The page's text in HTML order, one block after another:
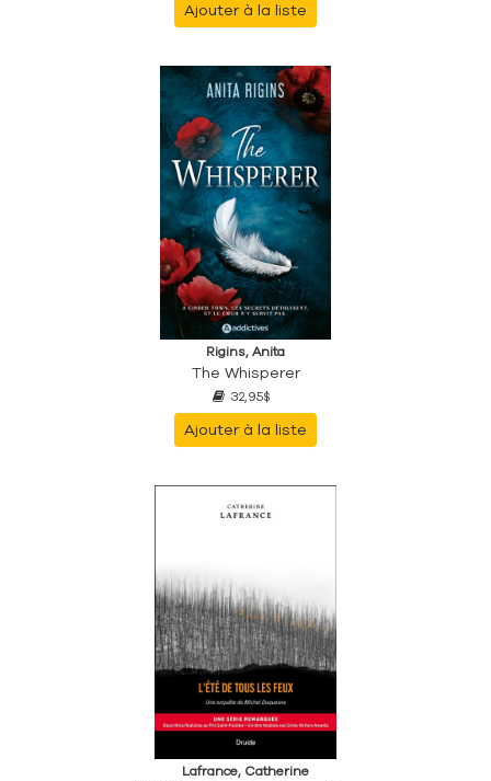
Ajouter à la liste
Rigins, Anita
The Whisperer
32,95$
Ajouter à la liste
Lafrance, Catherine